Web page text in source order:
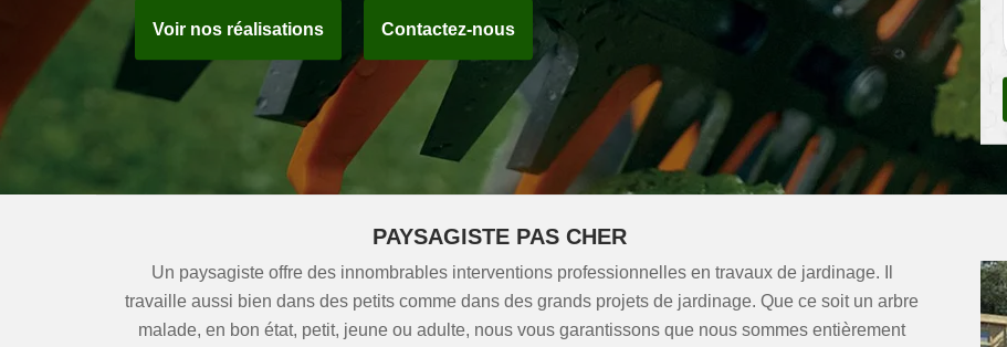
Voir nos réalisations Contactez-nous
PAYSAGISTE PAS CHER
Un paysagiste offre des innombrables interventions professionnelles en travaux de jardinage. Il
travaille aussi bien dans des petits comme dans des grands projets de jardinage. Que ce soit un arbre
malade, en bon état, petit, jeune ou adulte, nous vous garantissons que nous sommes entièrement